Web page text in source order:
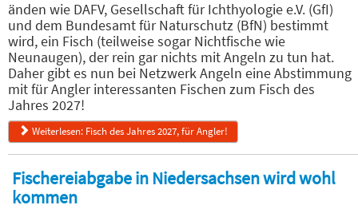
änden wie DAFV, Gesellschaft für Ichthyologie e.V. (GfI)
und dem Bundesamt für Naturschutz (BfN) bestimmt
wird, ein Fisch (teilweise sogar Nichtfische wie
Neunaugen), der rein gar nichts mit Angeln zu tun hat.
Daher gibt es nun bei Netzwerk Angeln eine Abstimmung
mit für Angler interessanten Fischen zum Fisch des
Jahres 2027!
Weiterlesen: Fisch des Jahres 2027, für Angler!
Fischereiabgabe in Niedersachsen wird wohl
kommen